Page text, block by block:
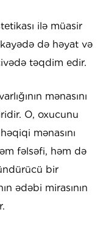
ilə müasir
də həyat və
təqdim edir.
mənasını
O, oxucunu
mənasını
fəlsəfi, həm də
bir
ədəbi mirasının